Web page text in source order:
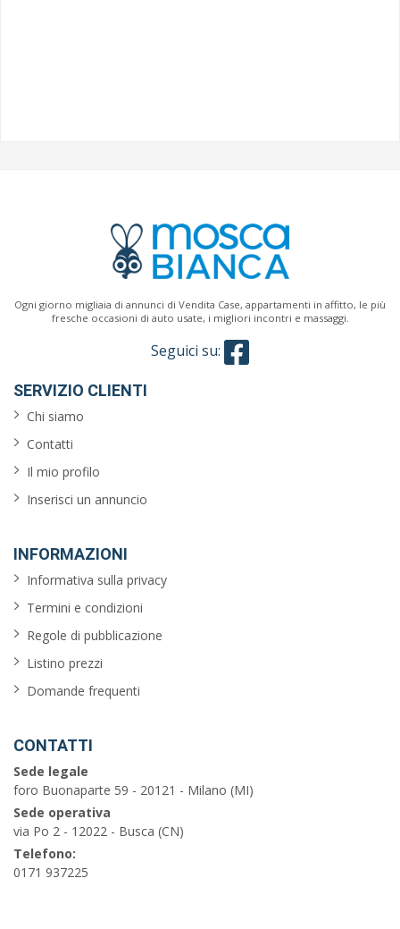
Ogni giorno migliaia di annunci di Vendita Case, appartamenti in affitto, le più
fresche occasioni di auto usate, i migliori incontri e massaggi.
Seguici su:
SERVIZIO CLIENTI
Chi siamo
Contatti
Il mio profilo
Inserisci un annuncio
INFORMAZIONI
Informativa sulla privacy
Termini e condizioni
Regole di pubblicazione
Listino prezzi
Domande frequenti
CONTATTI
Sede legale
foro Buonaparte 59 - 20121 - Milano (MI)
Sede operativa
via Po 2 - 12022 - Busca (CN)
Telefono:
0171 937225